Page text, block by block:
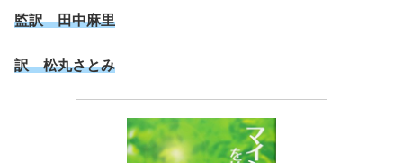
監訳 田中麻里
訳 松丸さとみ